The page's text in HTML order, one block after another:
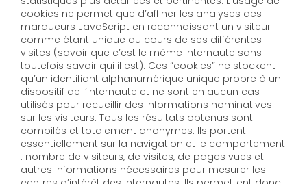
cookies ne permet que d’affiner les analyses des
marqueurs JavaScript en reconnaissant un visiteur
comme étant unique au cours de ses différentes
visites (savoir que c’est le même Internaute sans
toutefois savoir qui il est). Ces “cookies” ne stockent
qu’un identifiant alphanumérique unique propre à un
dispositif de l’Internaute et ne sont en aucun cas
utilisés pour recueillir des informations nominatives
sur les visiteurs. Tous les résultats obtenus sont
compilés et totalement anonymes. Ils portent
essentiellement sur la navigation et le comportement
: nombre de visiteurs, de visites, de pages vues et
autres informations nécessaires pour mesurer les